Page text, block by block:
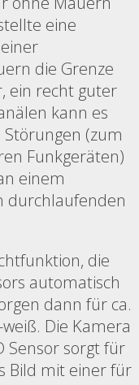
eine
die Grenze
ein recht guter
kann es
Störungen (zum
Funkgeräten)
einem
durchlaufenden
die
automatisch
dann für ca.
Die Kamera
Sensor sorgt für
Bild mit einer für